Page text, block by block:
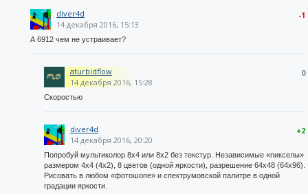
-1
diver4d
14 декабря 2016, 15:13
А 6912 чем не устраивает?
0
aturbidflow
14 декабря 2016, 15:28
Скоростью
+2
diver4d
14 декабря 2016, 20:20
Попробуй мультиколор 8х4 или 8х2 без текстур. Независимые «пикселы»
размером 4х4 (4х2), 8 цветов (одной яркости), разрешение 64х48 (64х96).
Рисовать в любом «фотошопе» и спектрумовской палитре в одной
градации яркости.